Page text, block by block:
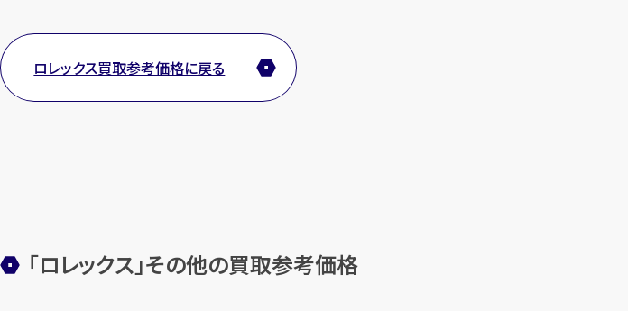
ロレックス買取参考価格に戻る
「ロレックス」その他の買取参考価格